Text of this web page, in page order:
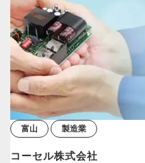
富山 製造業
コーセル株式会社